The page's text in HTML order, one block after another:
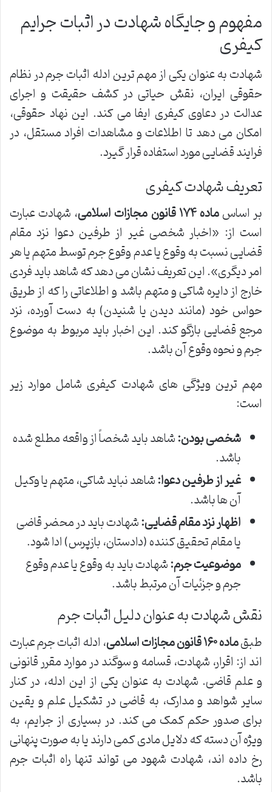
مفهوم و جایگاه شهادت در اثبات جرایم
کیفری
شهادت به عنوان یکی از مهم ترین ادله اثبات جرم در نظام
حقوقی ایران، نقش حیاتی در کشف حقیقت و اجرای
عدالت در دعاوی کیفری ایفا می کند. این نهاد حقوقی،
امکان می دهد تا اطلاعات و مشاهدات افراد مستقل، در
فرایند قضایی مورد استفاده قرار گیرد.
تعریف شهادت کیفری
بر اساسماده ۱۷۴ قانون مجازات اسلامی
، شهادت عبارت
است از: «اخبار شخصی غیر از طرفین دعوا نزد مقام
قضایی نسبت به وقوع یا عدم وقوع جرم توسط متهم یا هر
امر دیگری». این تعریف نشان می دهد که شاهد باید فردی
خارج از دایره شاکی و متهم باشد و اطلاعاتی را که از طریق
حواس خود (مانند دیدن یا شنیدن) به دست آورده، نزد
مرجع قضایی بازگو کند. این اخبار باید مربوط به موضوع
جرم و نحوه وقوع آن باشد.
مهم ترین ویژگی های شهادت کیفری شامل موارد زیر
است:
شخصی بودن:شاهد باید شخصاً از واقعه مطلع شده
باشد.
غیر از طرفین دعوا:شاهد نباید شاکی، متهم یا وکیل
آن ها باشد.
اظهار نزد مقام قضایی:شهادت باید در محضر قاضی
یا مقام تحقیق کننده (دادستان، بازپرس) ادا شود.
موضوعیت جرم:شهادت باید به وقوع یا عدم وقوع
جرم و جزئیات آن مرتبط باشد.
نقش شهادت به عنوان دلیل اثبات جرم
طبقماده ۱۶۰ قانون مجازات اسلامی
، ادله اثبات جرم عبارت
اند از: اقرار، شهادت، قسامه و سوگند در موارد مقرر قانونی
و علم قاضی. شهادت به عنوان یکی از این ادله، در کنار
سایر شواهد و مدارک، به قاضی در تشکیل علم و یقین
برای صدور حکم کمک می کند. در بسیاری از جرایم، به
ویژه آن دسته که دلایل مادی کمی دارند یا به صورت پنهانی
رخ داده اند، شهادت شهود می تواند تنها راه اثبات جرم
باشد.